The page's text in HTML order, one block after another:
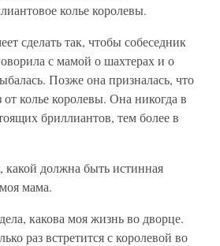
колье королевы.
сделать так, чтобы собеседник
с мамой о шахтерах и о
Позже она призналась, что
от колье королевы. Она никогда в
бриллиантов, тем более в
должна быть истинная
мама.
какова моя жизнь во дворце.
раз встретится с королевой во